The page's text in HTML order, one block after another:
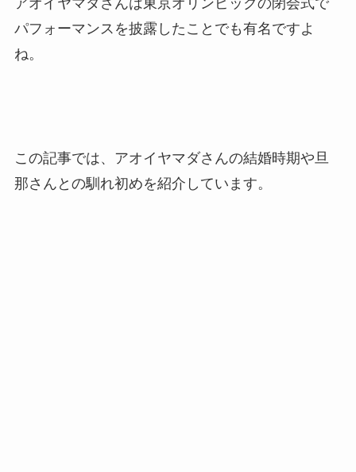
パフォーマンスを披露したことでも有名ですよ
ね。
この記事では、アオイヤマダさんの結婚時期や旦
那さんとの馴れ初めを紹介しています。